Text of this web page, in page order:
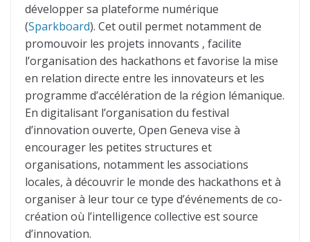
développer sa plateforme numérique
(Sparkboard). Cet outil permet notamment de
promouvoir les projets innovants , facilite
l’organisation des hackathons et favorise la mise
en relation directe entre les innovateurs et les
programme d’accélération de la région lémanique.
En digitalisant l’organisation du festival
d’innovation ouverte, Open Geneva vise à
encourager les petites structures et
organisations, notamment les associations
locales, à découvrir le monde des hackathons et à
organiser à leur tour ce type d’événements de co-
création où l’intelligence collective est source
d’innovation.